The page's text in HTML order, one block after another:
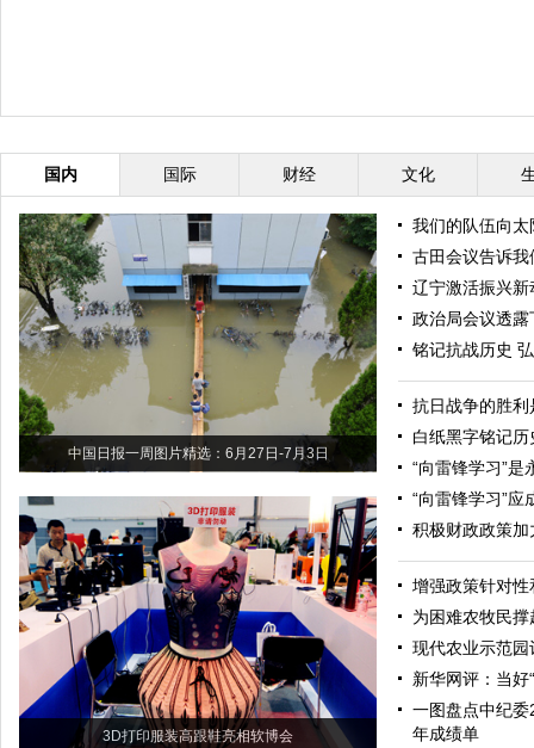
国内 国际 财经 文化
中国日报一周图片精选：6月27日-7月3日
3D打印服装高跟鞋亮相软博会
我们的队伍向太
古田会议告诉我
辽宁激活振兴新
政治局会议透
铭记抗战历史
抗日战争的胜
白纸黑字铭记历
“向雷锋学习”是
“向雷锋学习”应
积极财政政策加
增强政策针对性
为困难农牧民撑
现代农业示范
新华网评：当好
一图盘点中纪
年成绩单